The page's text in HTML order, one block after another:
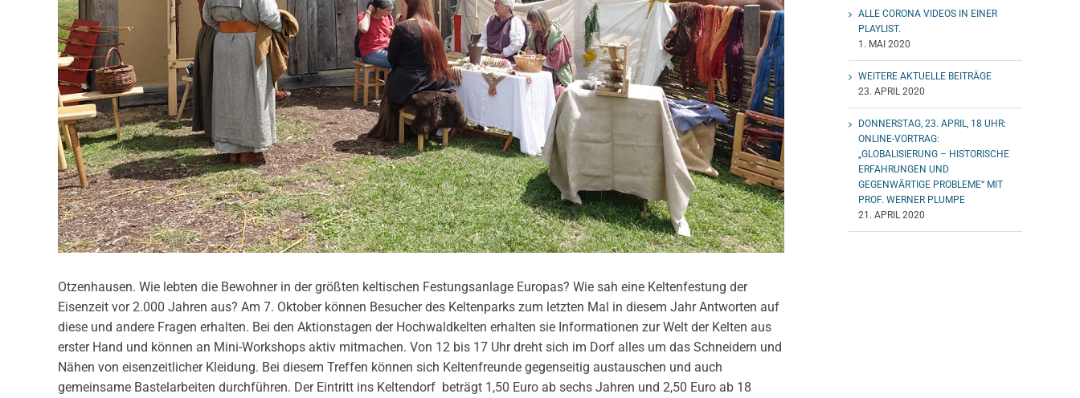
Otzenhausen. Wie lebten die Bewohner in der größten keltischen Festungsanlage Europas? Wie sah eine Keltenfestung der
Eisenzeit vor 2.000 Jahren aus? Am 7. Oktober können Besucher des Keltenparks zum letzten Mal in diesem Jahr Antworten auf
diese und andere Fragen erhalten. Bei den Aktionstagen der Hochwaldkelten erhalten sie Informationen zur Welt der Kelten aus
erster Hand und können an Mini-Workshops aktiv mitmachen. Von 12 bis 17 Uhr dreht sich im Dorf alles um das Schneidern und
Nähen von eisenzeitlicher Kleidung. Bei diesem Treffen können sich Keltenfreunde gegenseitig austauschen und auch
gemeinsame Bastelarbeiten durchführen. Der Eintritt ins Keltendorf beträgt 1,50 Euro ab sechs Jahren und 2,50 Euro ab 18
ALLE CORONA VIDEOS IN EINER
PLAYLIST.
1. MAI 2020
WEITERE AKTUELLE BEITRÄGE
23. APRIL 2020
DONNERSTAG, 23. APRIL, 18 UHR:
ONLINE-VORTRAG:
„GLOBALISIERUNG – HISTORISCHE
ERFAHRUNGEN UND
GEGENWÄRTIGE PROBLEME“ MIT
PROF. WERNER PLUMPE
21. APRIL 2020